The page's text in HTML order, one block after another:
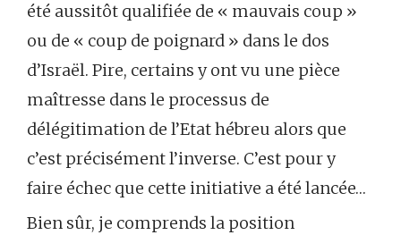
été aussitôt qualifiée de « mauvais coup »
ou de « coup de poignard » dans le dos
d’Israël. Pire, certains y ont vu une pièce
maîtresse dans le processus de
délégitimation de l’Etat hébreu alors que
c’est précisément l’inverse. C’est pour y
faire échec que cette initiative a été lancée…
Bien sûr, je comprends la position